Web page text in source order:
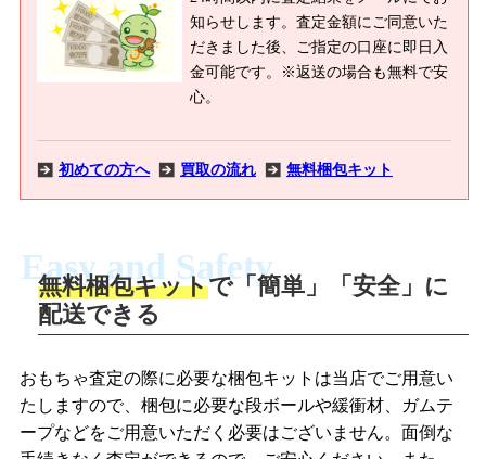
知らせします。査定金額にご同意いた
だきました後、ご指定の口座に即日入
金可能です。※返送の場合も無料で安
心。
初めての方へ 買取の流れ 無料梱包キット
商品撮影
商品を撮影して、査定フォームから画像
を送信します。
LINEの友だち追加・査定画像を送信
「ジョニージョイLINE査定」を友だちに
追加し、スマートフォンなどのカメラで
撮影したおもちゃの写真をトーク中に送
Easy and Safety
無料梱包キットで「簡単」「安全」に
配送できる
おもちゃ査定の際に必要な梱包キットは当店でご用意い
たしますので、梱包に必要な段ボールや緩衝材、ガムテ
ープなどをご用意いただく必要はございません。面倒な